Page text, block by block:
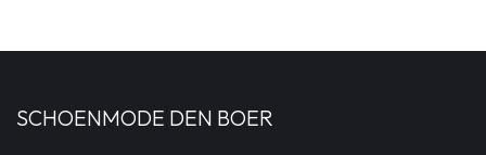
SCHOENMODE DEN BOER